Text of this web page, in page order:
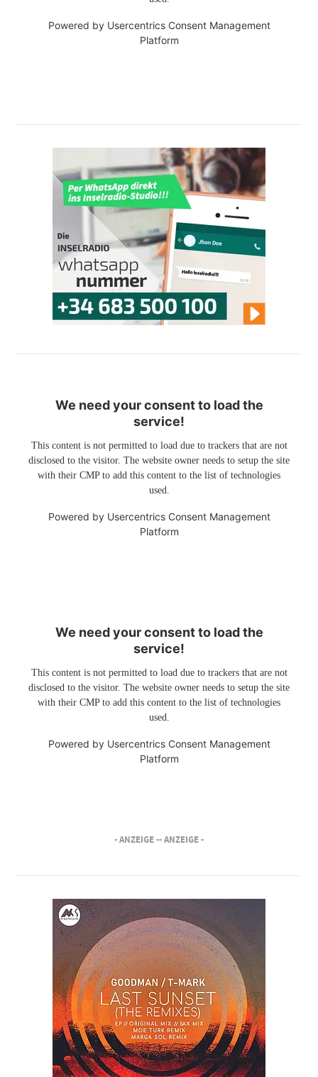
Powered by Usercentrics Consent Management
Platform
We need your consent to load the
service!
This content is not permitted to load due to trackers that are not
disclosed to the visitor. The website owner needs to setup the site
with their CMP to add this content to the list of technologies
used.
Powered by Usercentrics Consent Management
Platform
We need your consent to load the
service!
This content is not permitted to load due to trackers that are not
disclosed to the visitor. The website owner needs to setup the site
with their CMP to add this content to the list of technologies
used.
Powered by Usercentrics Consent Management
Platform
- ANZEIGE -- ANZEIGE -